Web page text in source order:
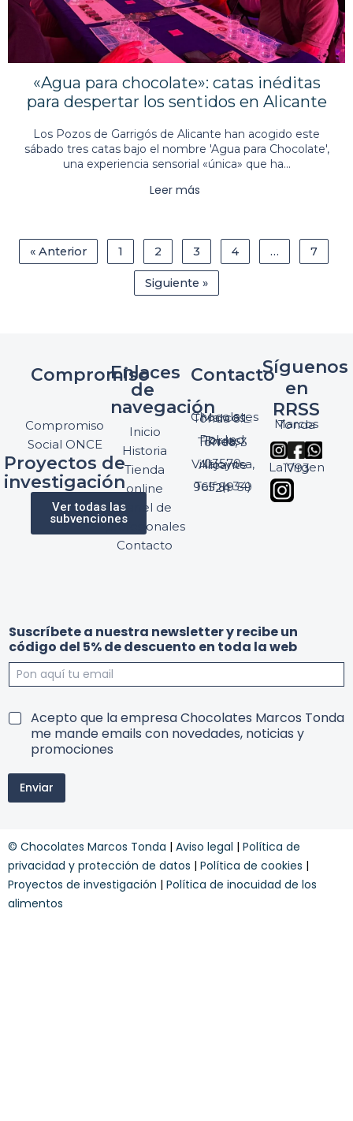
«Agua para chocolate»: catas inéditas
para despertar los sentidos en Alicante
Los Pozos de Garrigós de Alicante han acogido este
sábado tres catas bajo el nombre 'Agua para Chocolate',
una experiencia sensorial «única» que ha...
Leer más
« Anterior 1 2 3 4 … 7
Siguiente »
Compromiso
Compromiso
Social ONCE
Proyectos de
investigación
Ver todas las
subvenciones
Enlaces
de
navegación
Inicio
Historia
Tienda
online
Panel de
profesionales
Contacto
Contacto
Chocolates Marcos Tonda S.L.
Pol. Ind. Torres, Ptda. Torres, 3
03570 Villajoyosa, Alicante
Telf: (+34) 965 89 59 24
Síguenos
en
RRSS
Marcos Tonda
La Virgen 1793
Suscríbete a nuestra newsletter y recibe un
código del 5% de descuento en toda la web
u
r
n
d
i
c
i
n
s
T
e
r
m
i
T
i
o
c
o
n
d
i
Acepto que la empresa Chocolates Marcos Tonda
me mande emails con novedades, noticias y
promociones
Enviar
© Chocolates Marcos Tonda | Aviso legal | Política de
privacidad y protección de datos | Política de cookies |
Proyectos de investigación | Política de inocuidad de los
alimentos